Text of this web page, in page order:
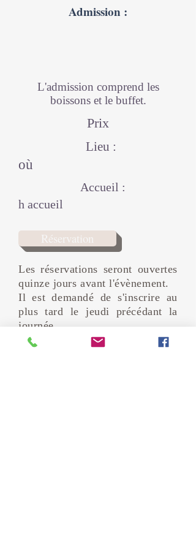
Admission :
L'admission comprend les
boissons et le buffet.
Prix
Lieu :
où
Accueil :
h accueil
Réservation
Les réservations seront ouvertes
quinze jours avant l'évènement.
Il est demandé de s'inscrire au
plus tard le jeudi précédant la
journée.